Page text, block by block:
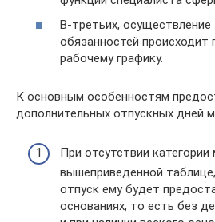
В-третьих,
обязанностей происходит
рабочему графику.
К основным особенностям
дополнительных отпускных дней
При отсутствии
вышеприведенной
отпуск ему будет
основаниях, то есть без